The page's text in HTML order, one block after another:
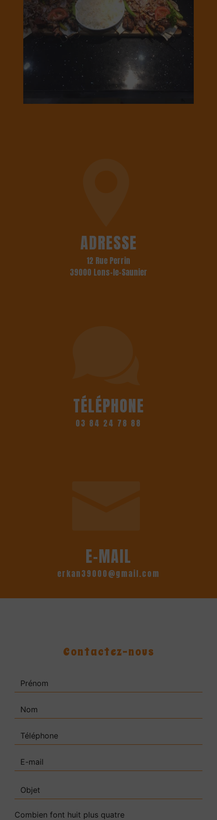
ADRESSE
12 Rue Perrin
39000 Lons-le-Saunier
TÉLÉPHONE
03 84 24 78 88
E-MAIL
erkan39000@gmail.com
Contactez-nous
Combien font huit plus quatre